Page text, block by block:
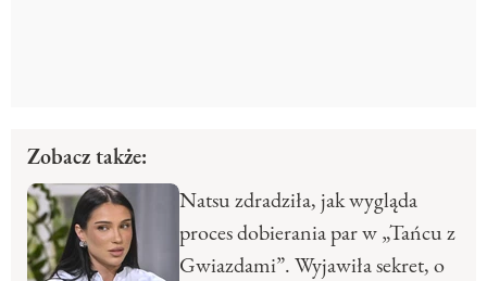
Zobacz także:
Natsu zdradziła, jak wygląda
proces dobierania par w „Tańcu z
Gwiazdami”. Wyjawiła sekret, o